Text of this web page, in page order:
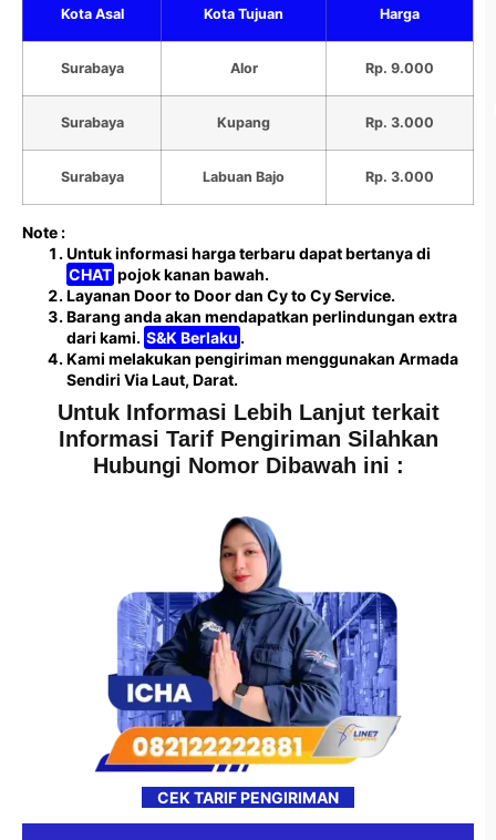
Kota Asal Kota Tujuan Harga
Surabaya Alor Rp. 9.000
Surabaya Kupang Rp. 3.000
Surabaya Labuan Bajo Rp. 3.000
Note :
Untuk informasi harga terbaru dapat bertanya di
CHAT pojok kanan bawah.
Layanan Door to Door dan Cy to Cy Service.
Barang anda akan mendapatkan perlindungan extra
dari kami. S&K Berlaku .
Kami melakukan pengiriman menggunakan Armada
Sendiri Via Laut, Darat.
Untuk Informasi Lebih Lanjut terkait
Informasi Tarif Pengiriman Silahkan
Hubungi Nomor Dibawah ini :
CEK TARIF PENGIRIMAN